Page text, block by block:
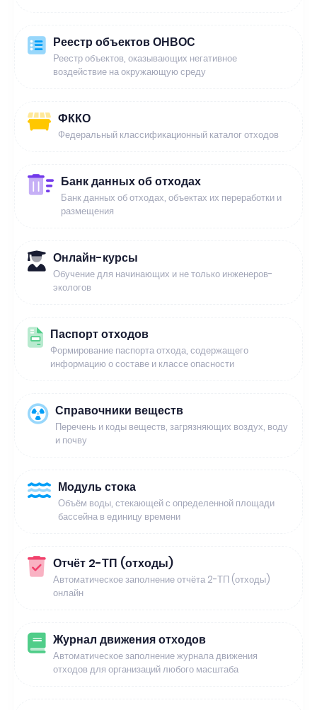
Реестр объектов ОНВОС
Реестр объектов, оказывающих негативное
воздействие на окружающую среду
ФККО
Федеральный классификационный каталог отходов
Банк данных об отходах
Банк данных об отходах, объектах их переработки и
размещения
Онлайн-курсы
Обучение для начинающих и не только инженеров-
экологов
Паспорт отходов
Формирование паспорта отхода, содержащего
информацию о составе и классе опасности
Справочники веществ
Перечень и коды веществ, загрязняющих воздух, воду
и почву
Модуль стока
Объём воды, стекающей с определенной площади
бассейна в единицу времени
Отчёт 2-ТП (отходы)
Автоматическое заполнение отчёта 2-ТП (отходы)
онлайн
Журнал движения отходов
Автоматическое заполнение журнала движения
отходов для организаций любого масштаба